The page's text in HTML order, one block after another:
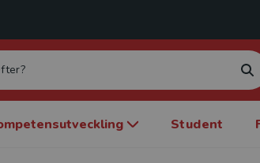
Student